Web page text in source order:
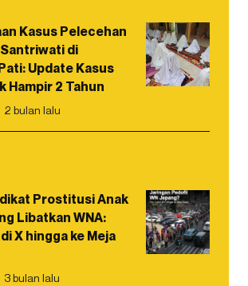
Kasus Pelecehan
di
Update Kasus
Hampir 2 Tahun
2 bulan lalu
Prostitusi Anak
Libatkan WNA:
X hingga ke Meja
3 bulan lalu